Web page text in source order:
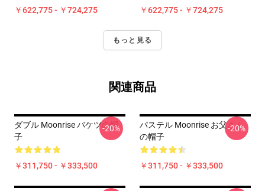
￥622,775 - ￥724,275 ￥622,775 - ￥724,275
もっと見る
関連商品
ダブル Moonrise バケツの帽
子
￥311,750 - ￥333,500
-20%
パステル Moonrise お父さん
の帽子
￥311,750 - ￥333,500
-20%